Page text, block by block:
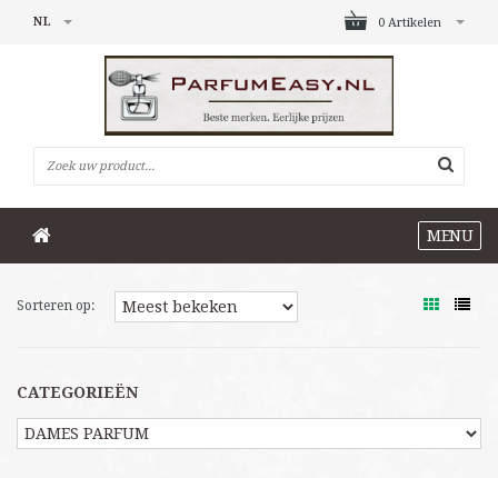
0 Artikelen
NL
MENU
Sorteren op:
CATEGORIEËN